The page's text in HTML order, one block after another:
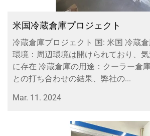
米国冷蔵倉庫プロジェクト
冷蔵倉庫プロジェクト 国: 米国 冷蔵
環境：周辺環境は開けられており、
に存在 冷蔵倉庫の用途：クーラー倉
との打ち合わせの結果、弊社の...
Mar. 11. 2024